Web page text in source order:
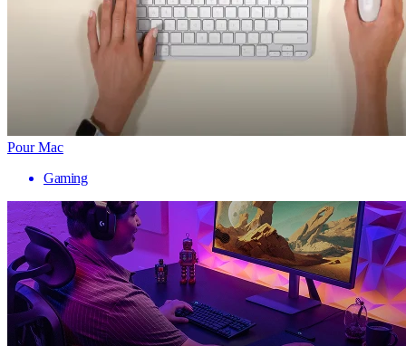
Pour Mac
Gaming